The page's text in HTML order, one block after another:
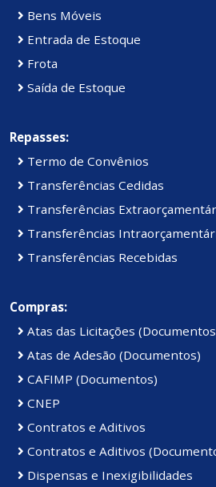
Bens Móveis
Entrada de Estoque
Frota
Saída de Estoque
Repasses:
Termo de Convênios
Transferências Cedidas
Transferências
Transferências
Transferências Recebidas
Compras:
Atas das Licitações
Atas de Adesão (Documentos)
CAFIMP (Documentos)
CNEP
Contratos e Aditivos
Contratos e Aditivos
Dispensas e Inexigibilidades